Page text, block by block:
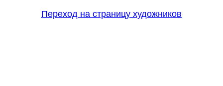
Переход на страницу художников